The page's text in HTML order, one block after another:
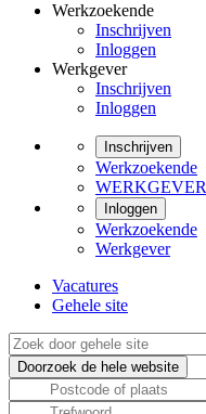
Werkzoekende
Inschrijven
Inloggen
Werkgever
Inschrijven
Inloggen
Inschrijven
Werkzoekende
WERKGEVER
Inloggen
Werkzoekende
Werkgever
Vacatures
Gehele site